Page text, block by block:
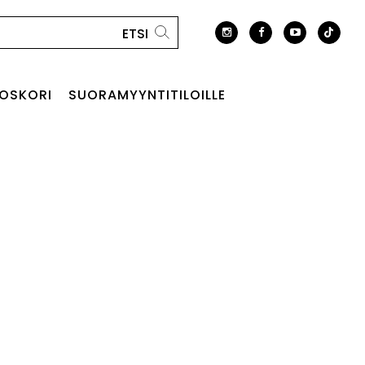
SUORAMYYNTITILOILLE